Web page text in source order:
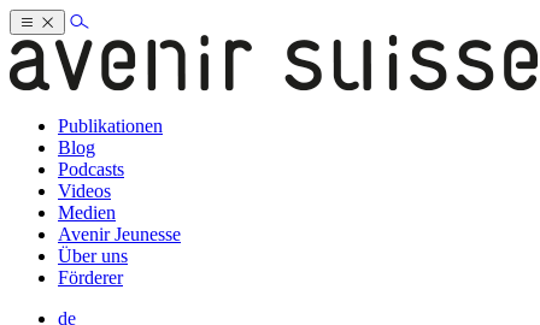
Publikationen
Blog
Podcasts
Videos
Medien
Avenir Jeunesse
Über uns
Förderer
de